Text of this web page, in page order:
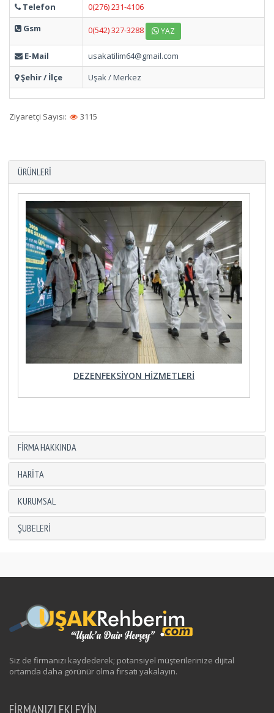
Telefon
0(276) 231-4106
Gsm
0(542) 327-3288 YAZ
E-Mail
usakatilim64@gmail.com
Şehir / İlçe
Uşak / Merkez
Ziyaretçi Sayısı: 3115
ÜRÜNLERI
DEZENFEKSIYON HIZMETLERI
FIRMA HAKKINDA
HARITA
KURUMSAL
ŞUBELERI
Siz de firmanızı kaydederek; potansiyel müşterilerinize dijital
ortamda daha görünür olma fırsatı yakalayın.